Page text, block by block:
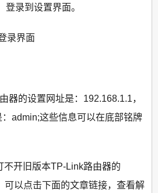
录到设置界面。
录界面
器的设置网址是：192.168.1.1，
admin;这些信息可以在底部铭牌
不开旧版本TP-Link路由器的
可以点击下面的文章链接，查看解